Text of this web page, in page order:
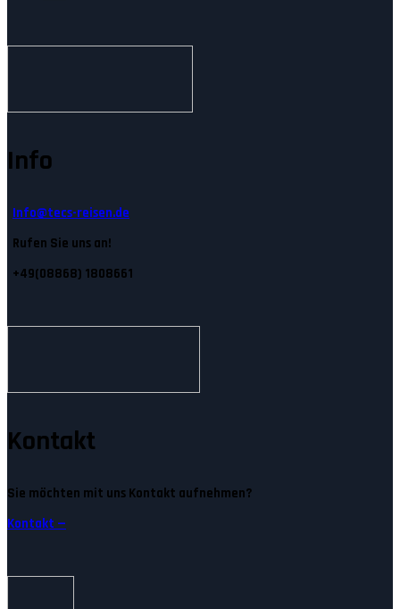
Info
Info@tecs-reisen.de
Rufen Sie uns an!
+49(08868) 1808661
Kontakt
Sie möchten mit uns Kontakt aufnehmen?
Kontakt —